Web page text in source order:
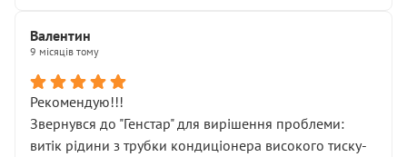
Валентин
9 місяців тому
Рекомендую!!!
Звернувся до "Генстар" для вирішення проблеми:
витік рідини з трубки кондиціонера високого тиску-